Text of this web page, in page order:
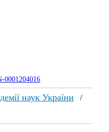
0001204016
наук України /